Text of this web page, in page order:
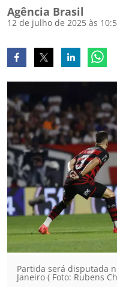
Agência Brasil
12 de julho de 2025 às
Partida será disputada
Janeiro ( Foto: Rubens